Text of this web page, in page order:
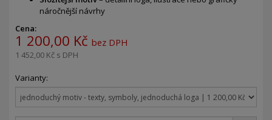
náročnější návrhy
Cena:
1 200,00 Kč bez DPH
1 452,00 Kč s DPH
Varianty: